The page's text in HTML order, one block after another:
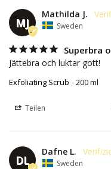
MJ
Mathilda J.
Sweden
Superbra
Jättebra och luktar gott!
Exfoliating Scrub 200 ml
Teilen
DL
Dafne L.
Sweden